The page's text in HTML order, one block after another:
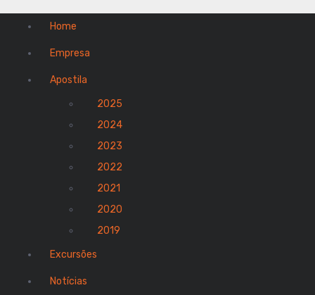
o
Home
Empresa
Apostila
2025
2024
2023
2022
2021
2020
2019
Excursões
Notícias